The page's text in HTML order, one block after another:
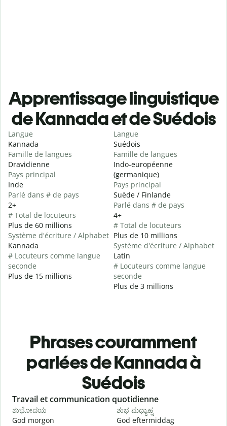
Apprentissage linguistique
de Kannada et de Suédois
Langue
Kannada
Famille de langues
Dravidienne
Pays principal
Inde
Parlé dans # de pays
2+
# Total de locuteurs
Plus de 60 millions
Système d'écriture / Alphabet
Kannada
# Locuteurs comme langue
seconde
Plus de 15 millions
Langue
Suédois
Famille de langues
Indo-européenne
(germanique)
Pays principal
Suède / Finlande
Parlé dans # de pays
4+
# Total de locuteurs
Plus de 10 millions
Système d'écriture / Alphabet
Latin
# Locuteurs comme langue
seconde
Plus de 3 millions
Phrases couramment
parlées de Kannada à
Suédois
Slide 1 of 6
Travail et communication quotidienne
ಶುಭೋದಯ
God morgon
ಶುಭ ಮಧ್ಯಾಹ್ನ
God eftermiddag